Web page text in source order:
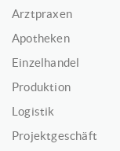
Arztpraxen
Apotheken
Einzelhandel
Produktion
Logistik
Projektgeschäft